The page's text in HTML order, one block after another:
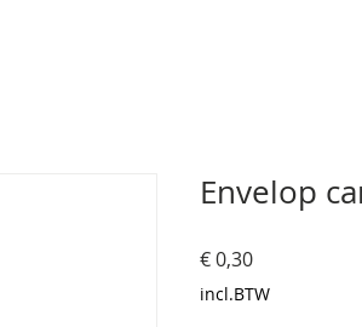
Envelop
€ 0,30Prijs
incl.BTW